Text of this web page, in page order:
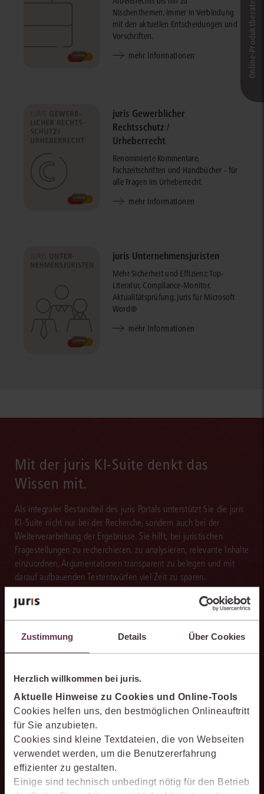
Zustimmung Details Über Cookies
Herzlich willkommen bei juris.
Aktuelle Hinweise zu Cookies und Online-Tools
Cookies helfen uns, den bestmöglichen Onlineauftritt
für Sie anzubieten.
Cookies sind kleine Textdateien, die von Webseiten
verwendet werden, um die Benutzererfahrung
effizienter zu gestalten.
Einige sind technisch unbedingt nötig für den Betrieb
Nischenthemen, immer in Verbindung
mit den aktuellen Entscheidungen und
Vorschriften.
mehr Informationen
juris Gewerblicher
Rechtsschutz /
Urheberrecht
Renommierte Kommentare,
Fachzeitschriften und Handbücher - für
alle Fragen im Urheberrecht.
mehr Informationen
juris Unternehmensjuristen
Mehr Sicherheit und Effizienz: Top-
Literatur, Compliance-Monitor,
Aktualitätsprüfung, juris für Microsoft
Word®
mehr Informationen
Mit der juris KI-Suite denkt das
Wissen mit.
Als integraler Bestandteil des juris Portals unterstützt Sie die juris
KI-Suite nicht nur bei der Recherche, sondern auch bei der
Weiterverarbeitung der Ergebnisse. Sie hilft, bei juristischen
Fragestellungen zu recherchieren, zu analysieren, relevante Inhalte
einzuordnen, Argumentationen transparent zu belegen und mit
darauf aufbauenden Textentwürfen viel Zeit zu sparen.
Effizienter recherchieren
statt nur nach Stichworten zu recherchieren. So finden Sie
relevante Inhalte schneller und erhalten Ergebnisse, mit denen
Sie direkt weiterarbeiten können.
Ergebnisse sicher belegen
Online-Produkt­berater